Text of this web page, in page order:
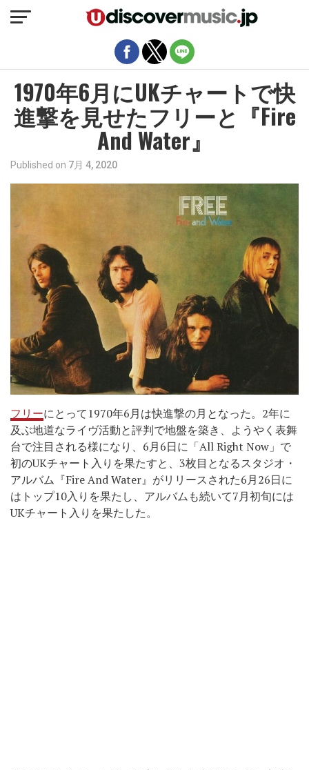
1970年6月にUKチャートで快
進撃を見せたフリーと『Fire
And Water』
Published on 7月 4, 2020
フリーにとって1970年6月は快進撃の月となった。2年に
及ぶ地道なライヴ活動と評判で地盤を築き、ようやく表舞
台で注目される様になり、6月6日に「All Right Now」で
初のUKチャート入りを果たすと、3枚目となるスタジオ・
アルバム『Fire And Water』がリリースされた6月26日に
はトップ10入りを果たし、アルバムも続いて7月初旬には
UKチャート入りを果たした。
モバイルバージョンを終了